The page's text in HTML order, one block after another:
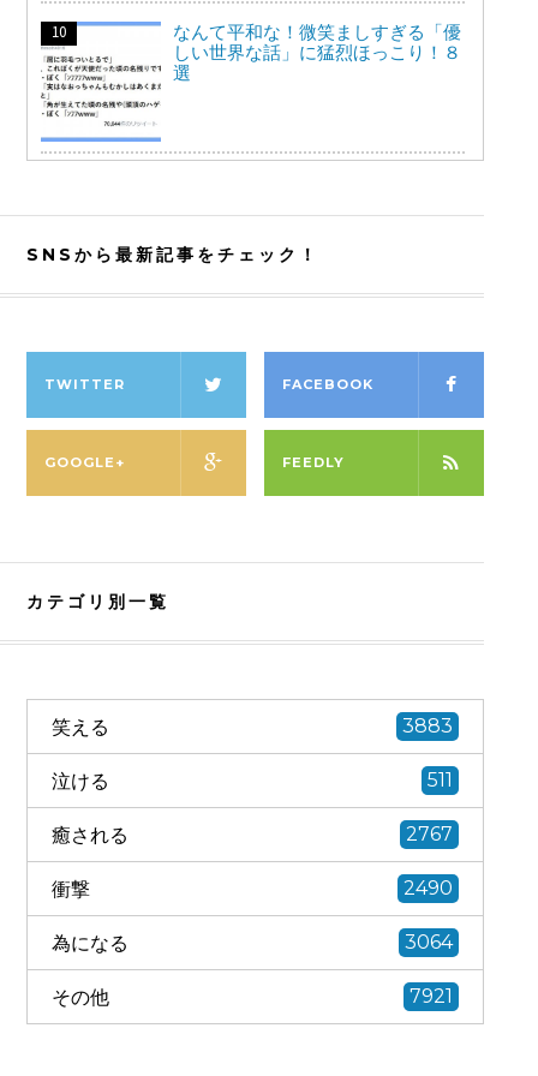
なんて平和な！微笑ましすぎる「優
しい世界な話」に猛烈ほっこり！８
選
SNSから最新記事をチェック！
TWITTER FACEBOOK
GOOGLE+ FEEDLY
カテゴリ別一覧
笑える 3883
泣ける 511
癒される 2767
衝撃 2490
為になる 3064
その他 7921